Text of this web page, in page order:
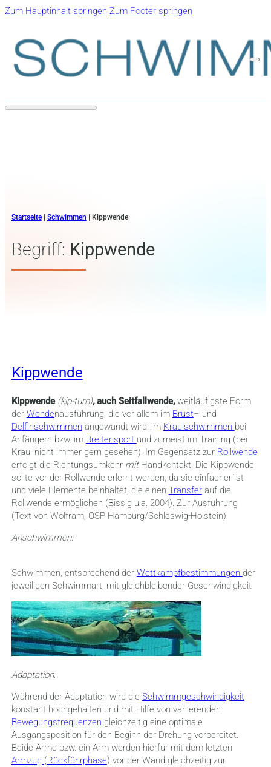
Zum Hauptinhalt springen Zum Footer springen
Startseite| Schwimmen Kippwende
Begriff: Kippwende
Kippwende
Kippwende (kip-turn),auch Seitfallwende,weitläufigste Form
der Wendenausführung, die vor allem im Brust– und
Delfinschwimmen angewandt wird, im Kraulschwimmen bei
Anfängern bzw. im Breitensport und zumeist im Training (bei
Kraul nicht immer gern gesehen). Im Gegensatz zur Rollwende
erfolgt die Richtungsumkehr mit Handkontakt. Die Kippwende
sollte vor der Rollwende erlernt werden, da sie einfacher ist
und viele Elemente beinhaltet, die einen Transferauf die
Rollwende ermöglichen (Bissig u.a. 2004). Zur Ausführung
(Text von Wolfram, OSP Hamburg/Schleswig-Holstein):
Anschwimmen:
Schwimmen, entsprechend der Wettkampfbestimmungen der
jeweiligen Schwimmart, mit gleichbleibender Geschwindigkeit
Adaptation:
Während der Adaptation wird die Schwimmgeschwindigkeit
konstant hochgehalten und mit Hilfe von variierenden
Bewegungsfrequenzen gleichzeitig eine optimale
Ausgangsposition für den Beginn der Drehung vorbereitet.
Beide Arme bzw. ein Arm werden hierfür mit dem letzten
Armzug (Rückführphase) vor der Wand gleichzeitig zur